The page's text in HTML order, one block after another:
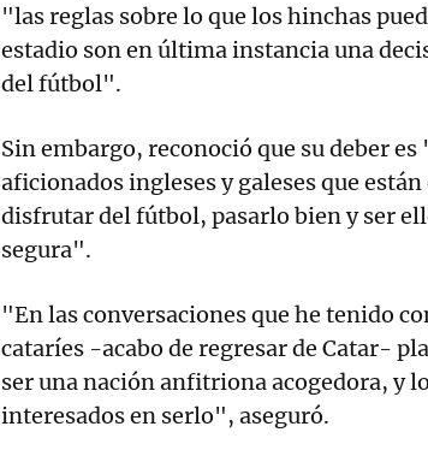
"las reglas sobre lo que los hinchas
estadio son en última instancia una
del fútbol".
Sin embargo, reconoció que su deber es
aficionados ingleses y galeses que
disfrutar del fútbol, pasarlo bien y ser
segura".
"En las conversaciones que he tenido
cataríes -acabo de regresar de Catar-
ser una nación anfitriona acogedora, y
interesados en serlo", aseguró.